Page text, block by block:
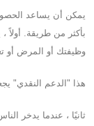
يمكن أن يساعد
بأكثر من طريقة. أولاً
وظيفتك أو المرض أو
هذا "الدعم النقدي"
ثانيًا ، عندما يدخر